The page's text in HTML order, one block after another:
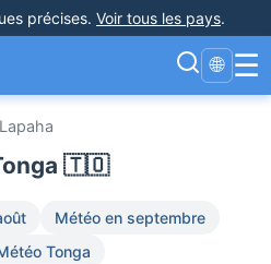
précises. Voir tous les pays.
🌐 ☰
Lapaha
🇹🇴
Météo en septembre
Tonga